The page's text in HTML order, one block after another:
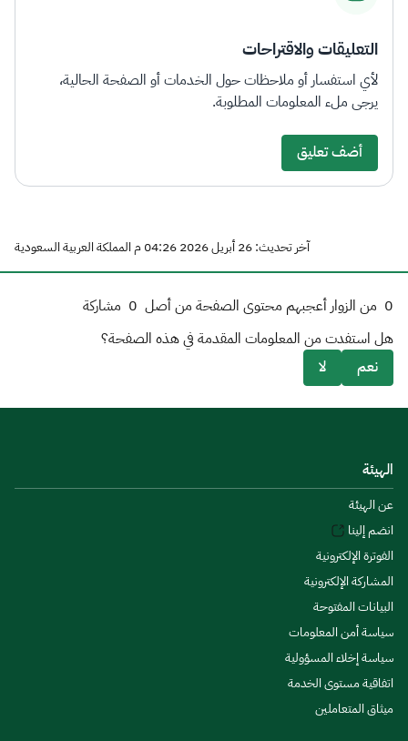
التعليقات والاقتراحات
لأي استفسار أو ملاحظات حول الخدمات أو الصفحة الحالية،
يرجى ملء المعلومات المطلوبة.
أضف تعليق
آخر تحديث: 26 أبريل 2026 04:26 م المملكة العربية السعودية
0 من الزوار أعجبهم محتوى الصفحة من أصل 0 مشاركة
هل استفدت من المعلومات المقدمة في هذه الصفحة؟
نعم
لا
الهيئة
عن الهيئة
انضم إلينا
الفوترة الإلكترونية
المشاركة الإلكترونية
البيانات المفتوحة
سياسة أمن المعلومات
سياسة إخلاء المسؤولية
اتفاقية مستوى الخدمة
ميثاق المتعاملين